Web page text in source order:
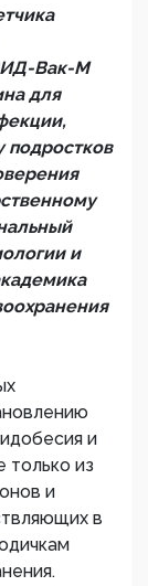
Вак-М
для
подростков
и
и
только из
и
в